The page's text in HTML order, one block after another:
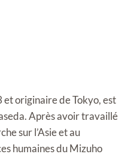
et originaire de Tokyo, est
Après avoir travaillé
sur l’Asie et au
humaines du Mizuho